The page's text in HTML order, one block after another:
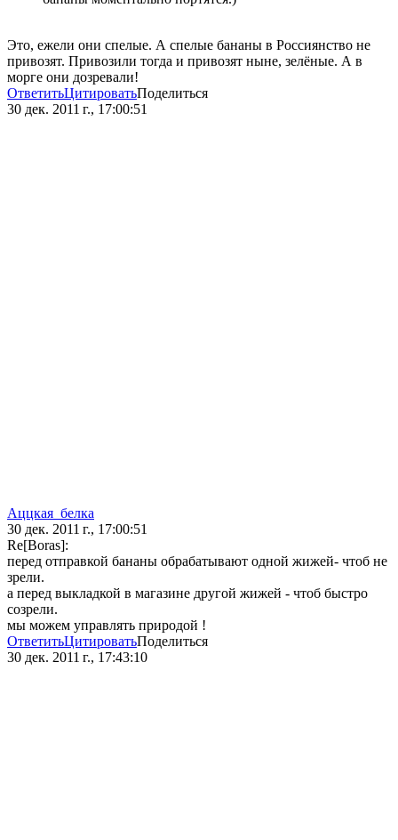
Это, ежели они спелые. А спелые бананы в Россиянство не
привозят. Привозили тогда и привозят ныне, зелёные. А в
морге они дозревали!
ОтветитьЦитироватьПоделиться
30 дек. 2011 г., 17:00:51
Аццкая_белка
30 дек. 2011 г., 17:00:51
Re[Boras]:
перед отправкой бананы обрабатывают одной жижей- чтоб не
зрели.
а перед выкладкой в магазине другой жижей - чтоб быстро
созрели.
мы можем управлять природой !
ОтветитьЦитироватьПоделиться
30 дек. 2011 г., 17:43:10